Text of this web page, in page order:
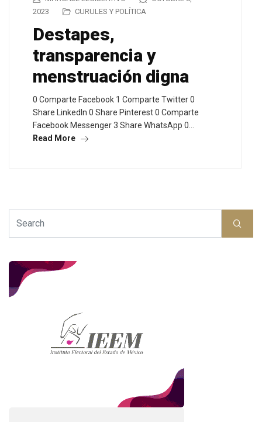
2023
CURULES Y POLÍTICA
Destapes,
transparencia y
menstruación digna
0 Comparte Facebook 1 Comparte Twitter 0
Share LinkedIn 0 Share Pinterest 0 Comparte
Facebook Messenger 3 Share WhatsApp 0…
Read More